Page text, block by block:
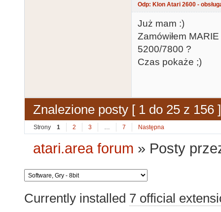
Odp: Klon Atari 2600 -
Już mam :)
Zamówiłem
5200/7800 ?
Czas pokaże ;)
Znalezione posty [ 1 do 25 z 156 ]
Strony 1 2 3 … 7 Następna
atari.area forum » Posty
Currently installed 7 official